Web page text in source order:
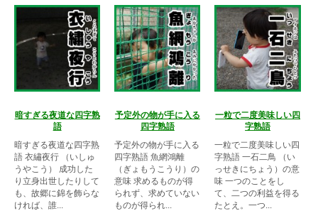
暗すぎる夜道な四字熟
語
暗すぎる夜道な四字熟
語 衣繡夜行 （いしゅ
うやこう） 成功した
り立身出世したりして
も、故郷に錦を飾らな
ければ、誰...
予定外の物が手に入る
四字熟語
予定外の物が手に入る
四字熟語 魚網鴻離
（ぎょもうこうり）の
意味 求めるものが得
られず、求めていない
ものが得られ...
一粒で二度美味しい四
字熟語
一粒で二度美味しい四
字熟語 一石二鳥 （い
っせきにちょう）の意
味 一つのことをし
て、二つの利益を得る
たとえ。一つ...